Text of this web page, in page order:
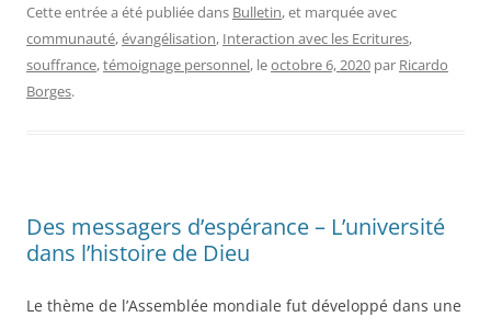
Cette entrée a été publiée dans Bulletin, et marquée avec
communauté,évangélisation, Interaction avec les Ecritures,
souffrance,témoignage personnel, leoctobre 6, 2020 par Ricardo
Borges.
Des messagers d’espérance – L’université
dans l’histoire de Dieu
Le thème de l’Assemblée mondiale fut développé dans une